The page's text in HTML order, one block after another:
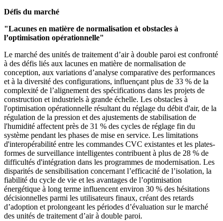
Défis du marché
"Lacunes en matière de normalisation et obstacles à
l’optimisation opérationnelle"
Le marché des unités de traitement d’air à double paroi est confronté
à des défis liés aux lacunes en matière de normalisation de
conception, aux variations d’analyse comparative des performances
et à la diversité des configurations, influençant plus de 33 % de la
complexité de l’alignement des spécifications dans les projets de
construction et industriels à grande échelle. Les obstacles à
l'optimisation opérationnelle résultant du réglage du débit d'air, de la
régulation de la pression et des ajustements de stabilisation de
l'humidité affectent près de 31 % des cycles de réglage fin du
système pendant les phases de mise en service. Les limitations
d'interopérabilité entre les commandes CVC existantes et les plates-
formes de surveillance intelligentes contribuent à plus de 28 % de
difficultés d'intégration dans les programmes de modernisation. Les
disparités de sensibilisation concernant l’efficacité de l’isolation, la
fiabilité du cycle de vie et les avantages de l’optimisation
énergétique à long terme influencent environ 30 % des hésitations
décisionnelles parmi les utilisateurs finaux, créant des retards
d’adoption et prolongeant les périodes d’évaluation sur le marché
des unités de traitement d’air à double paroi.